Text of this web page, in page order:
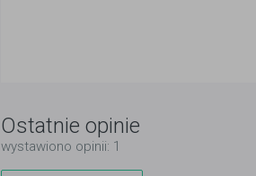
Ostatnie opinie
wystawiono opinii: 1